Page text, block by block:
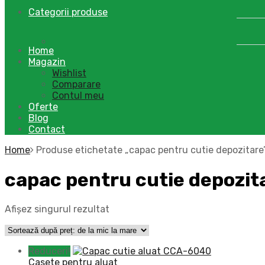
Categorii produse
Home
Magazin
Wishlist
Comparare
Contul meu
Oferte
Blog
Contact
Home
Produse etichetate „capac pentru cutie
capac pentru cutie
Afișez singurul rezultat
Reduceri!
Casete pentru aluat